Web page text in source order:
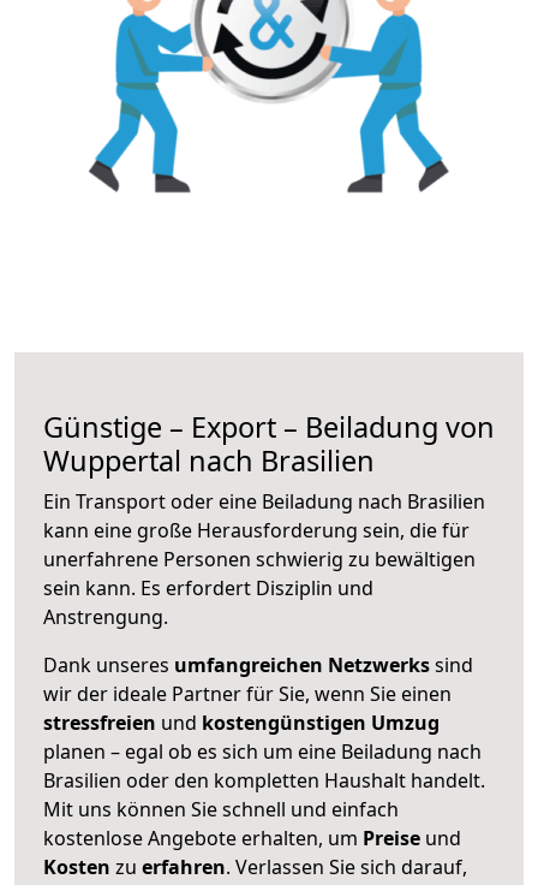
Günstige – Export – Beiladung von
Wuppertal nach Brasilien
Ein Transport oder eine Beiladung nach Brasilien
kann eine große Herausforderung sein, die für
unerfahrene Personen schwierig zu bewältigen
sein kann. Es erfordert Disziplin und
Anstrengung.
Dank unseres umfangreichen Netzwerkssind
wir der ideale Partner für Sie, wenn Sie einen
stressfreien und kostengünstigen Umzug
planen – egal ob es sich um eine Beiladung nach
Brasilien oder den kompletten Haushalt handelt.
Mit uns können Sie schnell und einfach
kostenlose Angebote erhalten, um Preise und
Kosten zu erfahren. Verlassen Sie sich darauf,